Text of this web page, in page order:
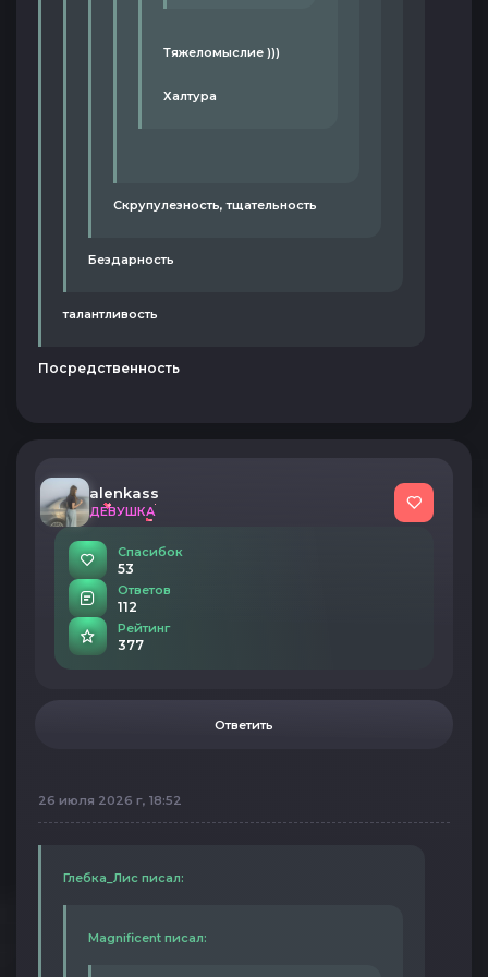
Тяжеломыслие )))
Халтура
Скрупулезность, тщательность
Бездарность
талантливость
Посредственность
alenkass
ДЕВУШКА
Спасибок
53
Ответов
112
Рейтинг
377
Ответить
26 июля 2026 г, 18:52
Глебка_Лис писал:
Magnificent писал: